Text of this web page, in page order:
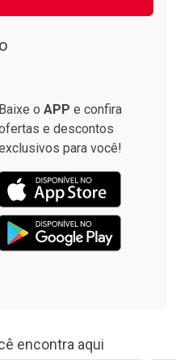
Baixe o APP e confira
e descontos
para você!
encontra aqui